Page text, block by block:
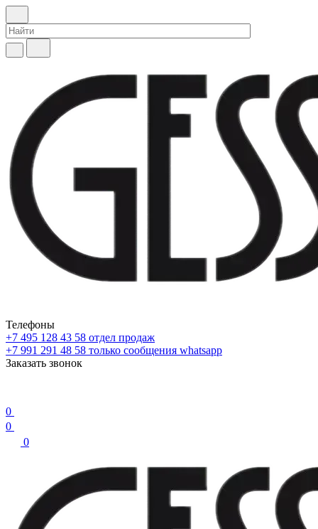
Телефоны
+7 495 128 43 58 отдел продаж
+7 991 291 48 58 только сообщения whatsapp
Заказать звонок
0
0
0